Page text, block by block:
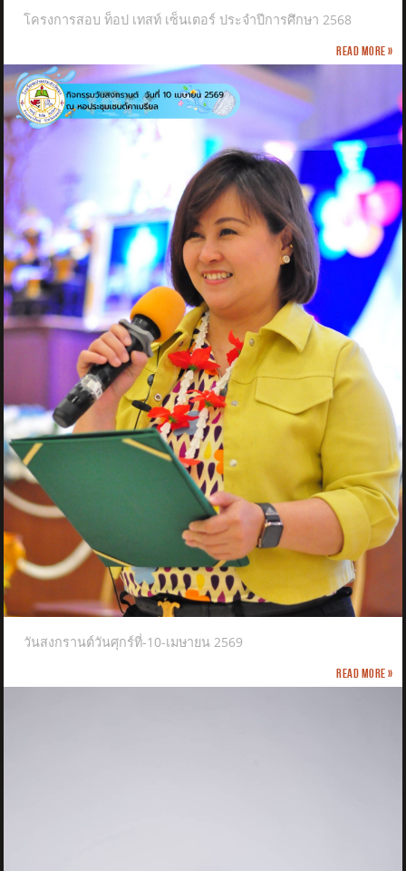
โครงการสอบ ท็อป เทสท์ เซ็นเตอร์ ประจำปีการศึกษา 2568
Read more »
วันสงกรานต์วันศุกร์ที่-10-เมษายน 2569
Read more »